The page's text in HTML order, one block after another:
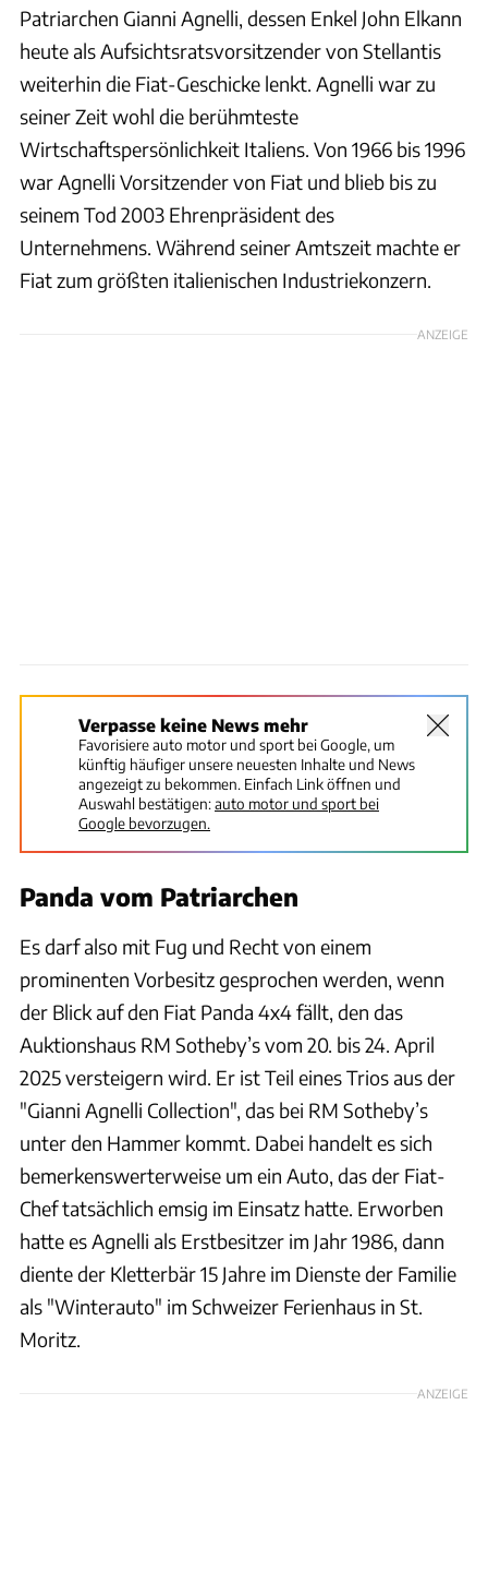
Patriarchen Gianni Agnelli, dessen Enkel John Elkann
heute als Aufsichtsratsvorsitzender von Stellantis
weiterhin die Fiat-Geschicke lenkt. Agnelli war zu
seiner Zeit wohl die berühmteste
Wirtschaftspersönlichkeit Italiens. Von 1966 bis 1996
war Agnelli Vorsitzender von Fiat und blieb bis zu
seinem Tod 2003 Ehrenpräsident des
Unternehmens. Während seiner Amtszeit machte er
Fiat zum größten italienischen Industriekonzern.
ANZEIGE
Verpasse keine News mehr
Favorisiere auto motor und sport bei Google, um
künftig häufiger unsere neuesten Inhalte und News
angezeigt zu bekommen. Einfach Link öffnen und
Auswahl bestätigen:auto motor und sport bei
Google bevorzugen.
Panda vom Patriarchen
Es darf also mit Fug und Recht von einem
prominenten Vorbesitz gesprochen werden, wenn
der Blick auf den Fiat Panda 4x4 fällt, den das
Auktionshaus RM Sotheby’s vom 20. bis 24. April
2025 versteigern wird. Er ist Teil eines Trios aus der
"Gianni Agnelli Collection", das bei RM Sotheby’s
unter den Hammer kommt. Dabei handelt es sich
bemerkenswerterweise um ein Auto, das der Fiat-
Chef tatsächlich emsig im Einsatz hatte. Erworben
hatte es Agnelli als Erstbesitzer im Jahr 1986, dann
diente der Kletterbär 15 Jahre im Dienste der Familie
als "Winterauto" im Schweizer Ferienhaus in St.
Moritz.
ANZEIGE